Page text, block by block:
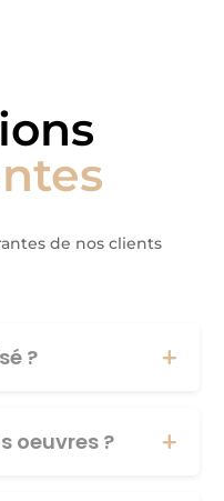
de nos clients
?
oeuvres ?